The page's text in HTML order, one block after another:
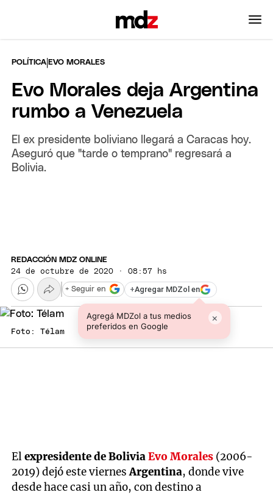
POLÍTICA |EVO MORALES
Evo Morales deja Argentina
rumbo a Venezuela
El ex presidente boliviano llegará a Caracas hoy.
Aseguró que "tarde o temprano" regresará a
Bolivia.
REDACCIÓN MDZ ONLINE
24 de octubre de 2020 · 08:57 hs
+Agregar MDZol en
Agregá MDZol a tus medios
preferidos en Google
×
+ Seguir en
Foto: Télam
Elexpresidente de BoliviaEvo Morales (2006-
2019) dejó este viernesArgentina, donde vive
desde hace casi un año, con destino a